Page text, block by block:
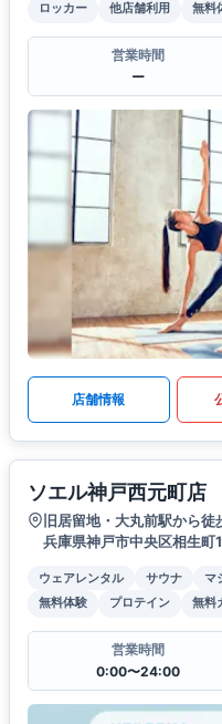
ロッカー
他店舗利用 無料
営業時間
ー
店舗情報
ソエル神戸西元町店
旧居留地・大丸前駅から徒
兵庫県神戸市中央区相生
ウェアレンタル サウナ マ
無料体験
プロテイン 無料
営業時間
0:00〜24:00